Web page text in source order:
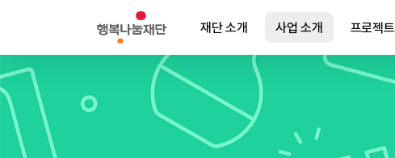
main
content
Enter를 입력해 검색하세요
재단 소개 사업 소개 프로젝트